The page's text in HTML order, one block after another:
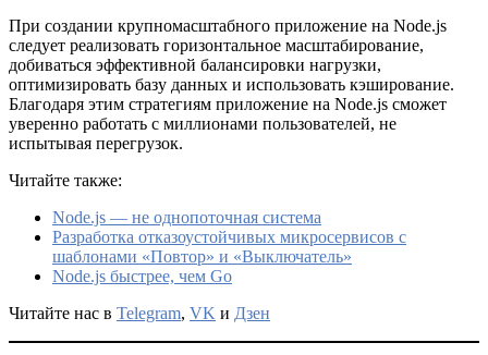
При создании крупномасштабного приложение на Node.js
следует реализовать горизонтальное масштабирование,
добиваться эффективной балансировки нагрузки,
оптимизировать базу данных и использовать кэширование.
Благодаря этим стратегиям приложение на Node.js сможет
уверенно работать с миллионами пользователей, не
испытывая перегрузок.
Читайте также:
Node.js — не однопоточная система
Разработка отказоустойчивых микросервисов с
шаблонами «Повтор» и «Выключатель»
Node.js быстрее, чем Go
Читайте нас в Telegram, VK и Дзен